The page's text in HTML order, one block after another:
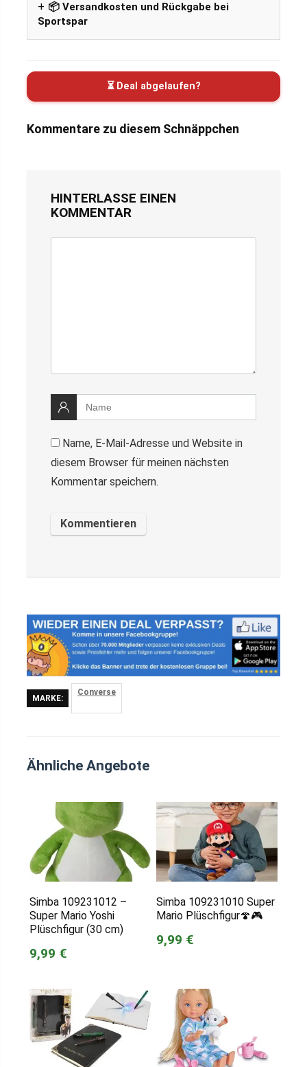
📦 Versandkosten und Rückgabe bei
Sportspar
⏳ Deal abgelaufen?
Kommentare zu diesem Schnäppchen
HINTERLASSE EINEN
KOMMENTAR
Name, E-Mail-Adresse und Website in
diesem Browser für meinen nächsten
Kommentar speichern.
MARKE:
Converse
Ähnliche Angebote
Simba 109231012 –
Super Mario Yoshi
Plüschfigur (30 cm)
9,99 €
Simba 109231010 Super
Mario Plüschfigur🍄🎮
9,99 €